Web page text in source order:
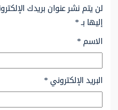
لن يتم نشر عنوان بريدك
إليها بـ*
الاسم*
البريد الإلكتروني*